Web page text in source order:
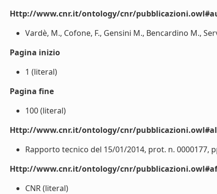
Http://www.cnr.it/ontology/cnr/
Vardè, M., Cofone, F., Gensini M., Bencardino M.,
Pagina inizio
1 (literal)
Pagina fine
100 (literal)
Http://www.cnr.it/ontology/cnr/
Rapporto tecnico del 15/01/2014, prot. n. 0000177,
Http://www.cnr.it/ontology/cnr/
CNR (literal)